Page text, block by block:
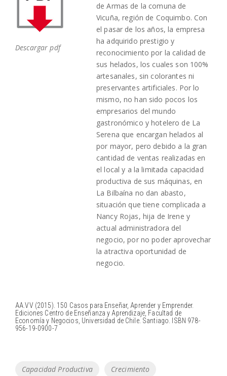
Descargar pdf
de Armas de la comuna de
Vicuña, región de Coquimbo. Con
el pasar de los años, la empresa
ha adquirido prestigio y
reconocimiento por la calidad de
sus helados, los cuales son 100%
artesanales, sin colorantes ni
preservantes artificiales. Por lo
mismo, no han sido pocos los
empresarios del mundo
gastronómico y hotelero de La
Serena que encargan helados al
por mayor, pero debido a la gran
cantidad de ventas realizadas en
el local y a la limitada capacidad
productiva de sus máquinas, en
La Bilbaína no dan abasto,
situación que tiene complicada a
Nancy Rojas, hija de Irene y
actual administradora del
negocio, por no poder aprovechar
la atractiva oportunidad de
negocio.
AA.VV (2015). 150 Casos para Enseñar, Aprender y Emprender.
Ediciones Centro de Enseñanza y Aprendizaje, Facultad de
Economía y Negocios, Universidad de Chile. Santiago. ISBN 978-
956-19-0900-7
Tags
Capacidad Productiva Crecimiento